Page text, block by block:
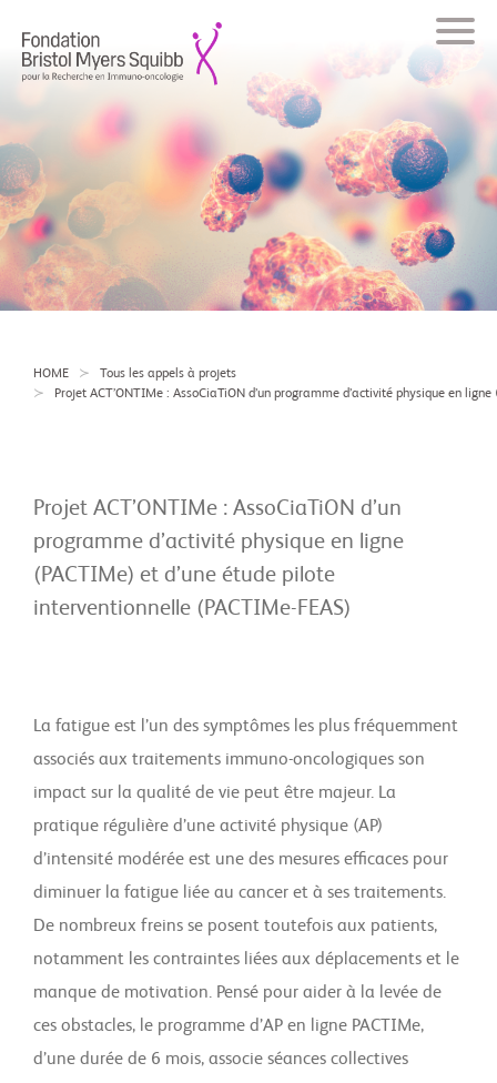
HOME
Tous les appels à projets
Projet ACT’ONTIMe : AssoCiaTiON d’un programme d’activité physique en
Projet ACT’ONTIMe : AssoCiaTiON d’un
programme d’activité physique en ligne
(PACTIMe) et d’une étude pilote
interventionnelle (PACTIMe-FEAS)
La fatigue est l’un des symptômes les plus fréquemment
associés aux traitements immuno-oncologiques son
impact sur la qualité de vie peut être majeur. La
pratique régulière d’une activité physique (AP)
d’intensité modérée est une des mesures efficaces pour
diminuer la fatigue liée au cancer et à ses traitements.
De nombreux freins se posent toutefois aux patients,
notamment les contraintes liées aux déplacements et le
manque de motivation. Pensé pour aider à la levée de
ces obstacles, le programme d’AP en ligne PACTIMe,
d’une durée de 6 mois, associe séances collectives